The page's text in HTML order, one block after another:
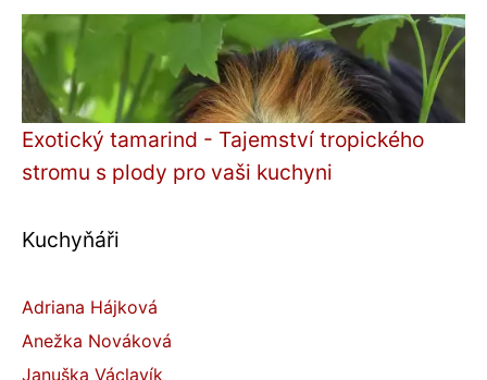
Exotický tamarind - Tajemství tropického
stromu s plody pro vaši kuchyni
Kuchyňáři
Adriana Hájková
Anežka Nováková
Januška Václavík